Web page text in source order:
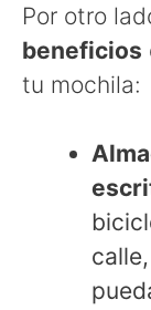
Por otro
beneficios
tu mochila: